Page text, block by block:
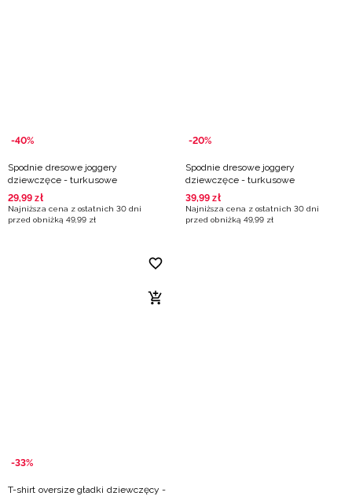
-40%
Spodnie dresowe joggery
dziewczęce - turkusowe
29,99 zł
Najniższa cena z ostatnich 30 dni
przed obniżką 49,99 zł
-20%
Spodnie dresowe joggery
dziewczęce - turkusowe
39,99 zł
Najniższa cena z ostatnich 30 dni
przed obniżką 49,99 zł
-33%
T-shirt oversize gładki dziewczęcy -